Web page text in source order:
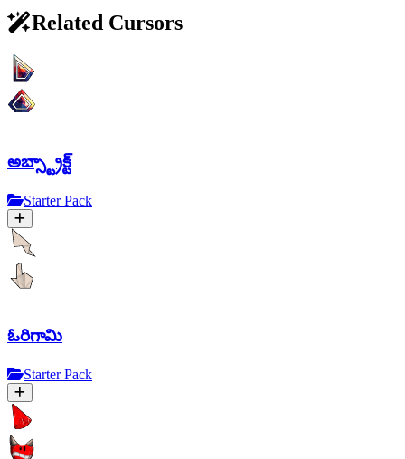
Related Cursors
అబ్స్ట్రాక్ట్
Starter Pack
ఓరిగామి
Starter Pack